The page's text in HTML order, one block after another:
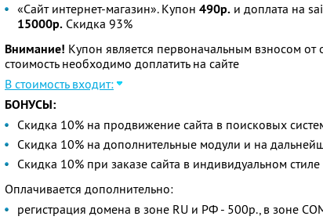
«Сайт интернет-магазин». Купон 490р. и доплата на
15000р. Скидка 93%
Внимание! Купон является первоначальным взносом
стоимость необходимо доплатить на сайте
В стоимость входит:
БОНУСЫ:
Скидка 10% на продвижение сайта в поисковых
Скидка 10% на дополнительные модули и на
Скидка 10% при заказе сайта в индивидуальном стиле
Оплачивается дополнительно:
регистрация домена в зоне RU и РФ - 500р., в зоне